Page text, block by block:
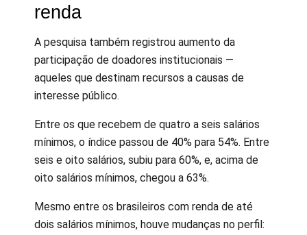
renda
A pesquisa também registrou aumento da
participação de doadores institucionais —
aqueles que destinam recursos a causas de
interesse público.
Entre os que recebem de quatro a seis salários
mínimos, o índice passou de 40% para 54%. Entre
seis e oito salários, subiu para 60%, e, acima de
oito salários mínimos, chegou a 63%.
Mesmo entre os brasileiros com renda de até
dois salários mínimos, houve mudanças no perfil: